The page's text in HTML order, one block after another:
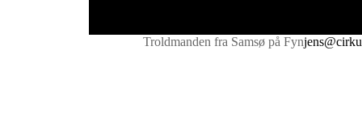
Troldmanden fra Samsø på Fyn